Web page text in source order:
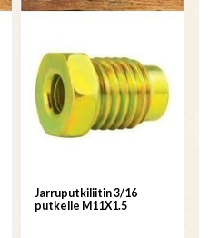
Jarruputkiliitin 3/16
putkelle M11X1.5